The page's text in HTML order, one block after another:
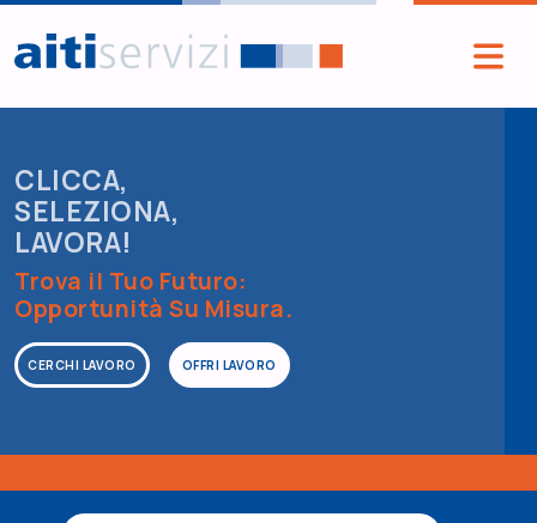
Salta al contenuto principale
CLICCA,
SELEZIONA,
LAVORA!
Trova il Tuo Futuro:
Opportunità Su Misura.
CERCHI LAVORO OFFRI LAVORO